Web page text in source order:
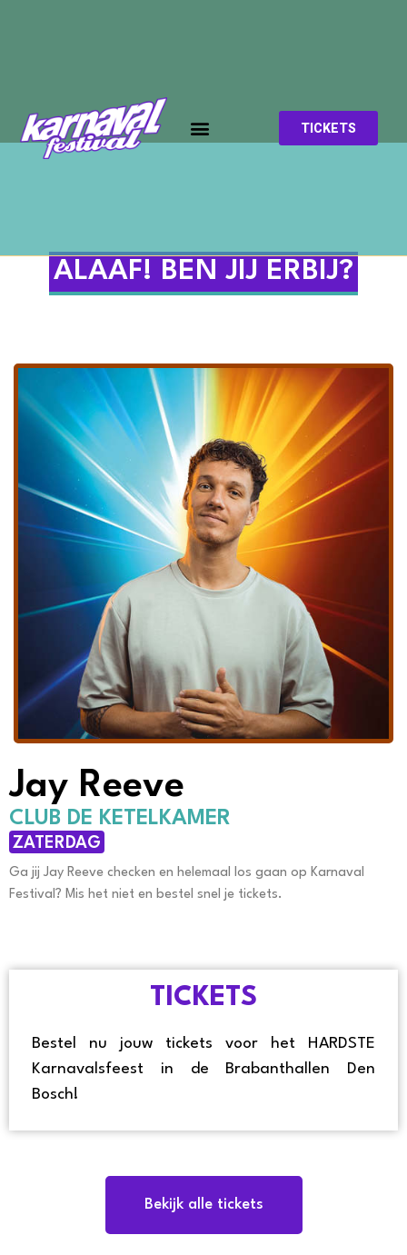
TICKETS
ALAAF! BEN JIJ ERBIJ?
Jay Reeve
CLUB DE KETELKAMER
ZATERDAG
Ga jij Jay Reeve checken en helemaal los gaan op Karnaval
Festival? Mis het niet en bestel snel je tickets.
TICKETS
Bestel nu jouw tickets voor het HARDSTE
Karnavalsfeest in de Brabanthallen Den
Bosch!
Bekijk alle tickets